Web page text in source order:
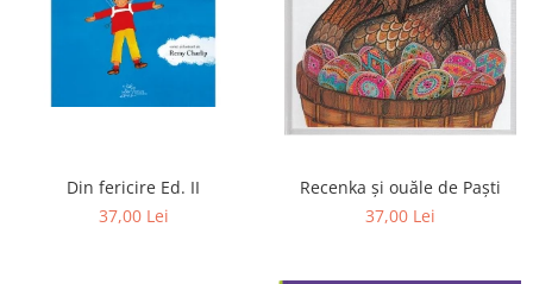
Știință si natură
10+ aniDin fericire Ed. II
37,00 Lei
Recenka şi ouăle de Paşti
37,00 Lei